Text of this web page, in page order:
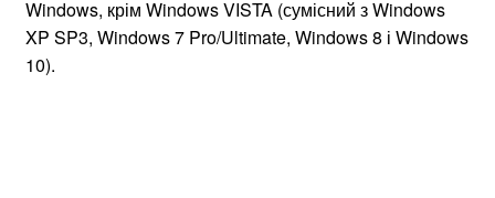
Windows, крім Windows VISTA (сумісний з Windows
XP SP3, Windows 7 Pro/Ultimate, Windows 8 і Windows
10).